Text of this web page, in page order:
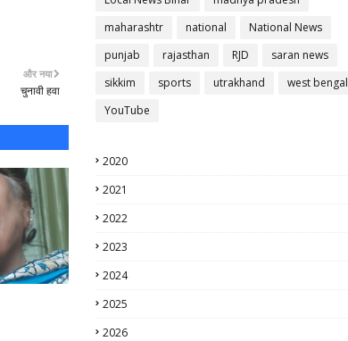
और नया
चुनावी हवा
maharashtr
national
National News
punjab
rajasthan RJD
saran news
sikkim
sports utrakhand
west bengal
YouTube
2020
2021
2022
2023
2024
2025
2026